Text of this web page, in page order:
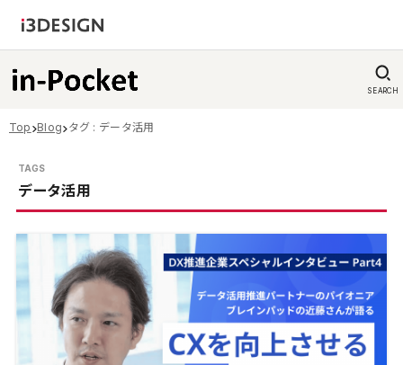
SEARCH
Top Blog タグ : データ活用
データ活用